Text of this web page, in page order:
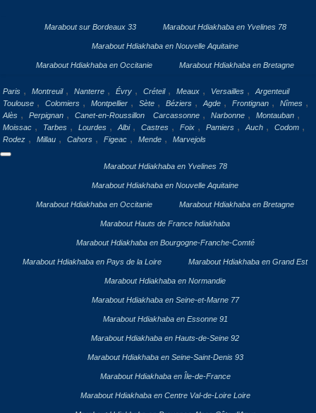
Marabout sur Bordeaux 33 Marabout Hdiakhaba en Yvelines 78
Marabout Hdiakhaba en Nouvelle Aquitaine
Marabout Hdiakhaba en Occitanie Marabout Hdiakhaba en Bretagne
Paris , Montreuil , Nanterre , Évry , Créteil , Meaux , Versailles ,
Argenteuil
Toulouse , Colomiers , Montpellier , Sète , Béziers , Agde , Frontignan , Nîmes ,
Alès , Perpignan , Canet-en-Roussillon Carcassonne , Narbonne , Montauban ,
Moissac , Tarbes , Lourdes , Albi , Castres , Foix , Pamiers , Auch , Codom ,
Rodez , Millau , Cahors , Figeac , Mende , Marvejols
Marabout Hdiakhaba en Yvelines 78
Marabout Hdiakhaba en Nouvelle Aquitaine
Marabout Hdiakhaba en Occitanie Marabout Hdiakhaba en Bretagne
Marabout Hauts de France hdiakhaba
Marabout Hdiakhaba en Bourgogne-Franche-Comté
Marabout Hdiakhaba en Pays de la Loire Marabout Hdiakhaba en Grand Est
Marabout Hdiakhaba en Normandie
Marabout Hdiakhaba en Seine-et-Marne 77
Marabout Hdiakhaba en Essonne 91
Marabout Hdiakhaba en Hauts-de-Seine 92
Marabout Hdiakhaba en Seine-Saint-Denis 93
Marabout Hdiakhaba en Île-de-France
Marabout Hdiakhaba en Centre Val-de-Loire Loire